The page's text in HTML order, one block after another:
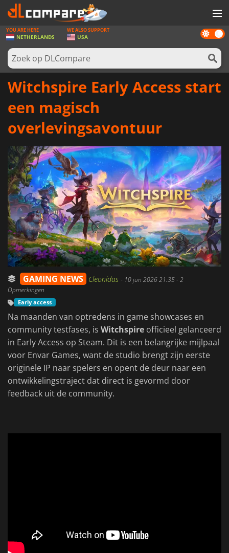
SPELLEN
GAME CARDS
SOFTWARE
LOG IN OF REGISTREER
Dark
mode
YOU ARE HERE
NETHERLANDS
WE ALSO SUPPORT
USA
Witchspire Early Access start
een magisch
overlevingsavontuur
GAMING NEWS Cleonidas - 10 jun 2026 21:35- 2
Opmerkingen
Early access
Na maanden van optredens in game showcases en
community testfases, is Witchspire officieel gelanceerd
in Early Access op Steam. Dit is een belangrijke mijlpaal
voor Envar Games, want de studio brengt zijn eerste
originele IP naar spelers en opent de deur naar een
ontwikkelingstraject dat direct is gevormd door
feedback uit de community.